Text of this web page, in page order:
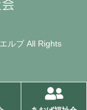
ルブ All Rights